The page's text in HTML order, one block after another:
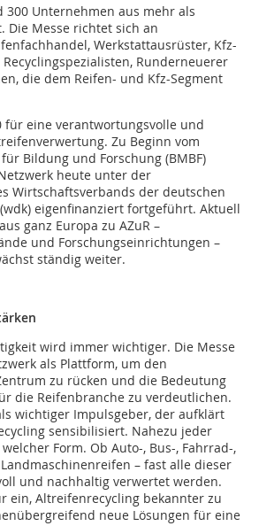
Unternehmen aus mehr als
Die Messe richtet sich an
Werkstattausrüster, Kfz-
Runderneuerer
die dem Reifen- und Kfz-Segment
für eine verantwortungsvolle und
Zu Beginn vom
Bildung und Forschung (BMBF)
heute unter der
Wirtschaftsverbands der deutschen
eigenfinanziert fortgeführt. Aktuell
ganz Europa zu AZuR –
und Forschungseinrichtungen –
ständig weiter.
wird immer wichtiger. Die Messe
als Plattform, um den
zu rücken und die Bedeutung
die Reifenbranche zu verdeutlichen.
wichtiger Impulsgeber, der aufklärt
sensibilisiert. Nahezu jeder
Form. Ob Auto-, Bus-, Fahrrad-,
– fast alle dieser
und nachhaltig verwertet werden.
ein, Altreifenrecycling bekannter zu
neue Lösungen für eine